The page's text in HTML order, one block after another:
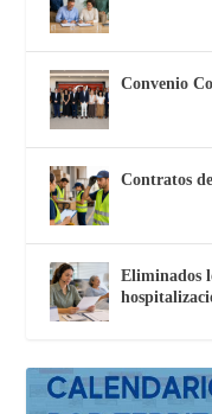
Convenio
Contratos
Eliminados